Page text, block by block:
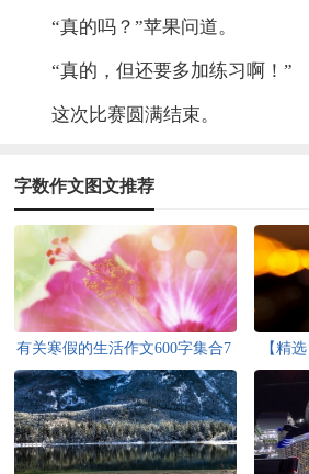
“真的吗？”苹果问道。
“真的，但还要多加练习啊！”
这次比赛圆满结束。
字数作文图文推荐
有关寒假的生活作文600字集合7
篇
【精